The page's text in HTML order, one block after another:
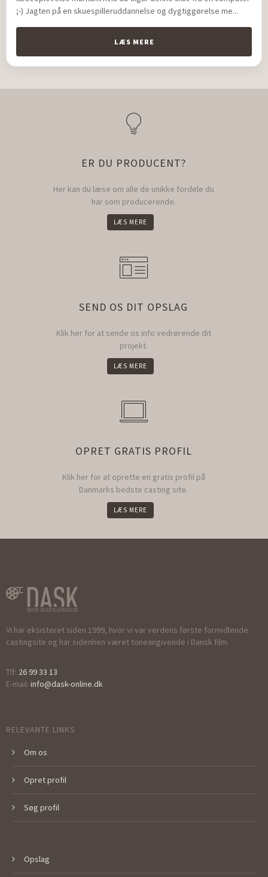
;-) Jagten på en skuespilleruddannelse og dygtiggørelse me...
LÆS MERE
ER DU PRODUCENT?
Her kan du læse om alle de unikke fordele du
har som producerende.
LÆS MERE
SEND OS DIT OPSLAG
Klik her for at sende os info vedrørende dit
projekt.
LÆS MERE
OPRET GRATIS PROFIL
Klik her for at oprette en gratis profil på
Danmarks bedste casting site.
LÆS MERE
Vi har eksisteret siden 1999, hvor vi var verdens første formidlende
castingsite og har sidenhen været toneangivende i Dansk film.
Tlf: 26 99 33 13
E-mail: info@dask-online.dk
RELEVANTE LINKS
Om os
Opret profil
Søg profil
Opslag